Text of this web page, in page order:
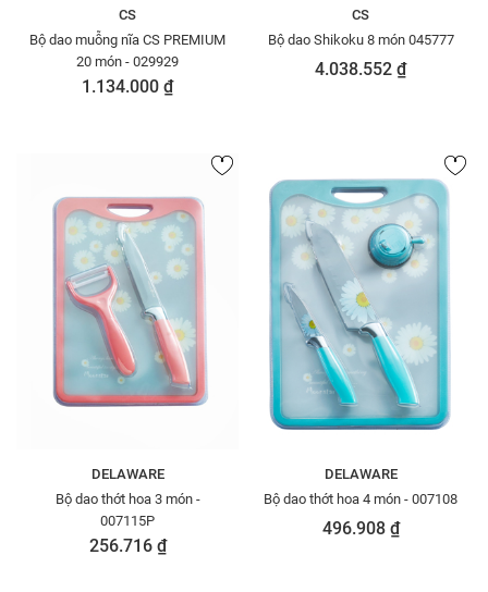
CS
Bộ dao muỗng nĩa CS PREMIUM
20 món - 029929
1.134.000 ₫
CS
Bộ dao Shikoku 8 món 045777
4.038.552 ₫
DELAWARE
Bộ dao thớt hoa 3 món -
007115P
256.716 ₫
DELAWARE
Bộ dao thớt hoa 4 món - 007108
496.908 ₫